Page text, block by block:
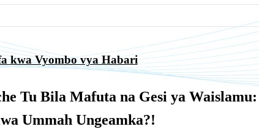
kwa Vyombo vya Habari
Tu Bila Mafuta na Gesi ya
Ummah Ungeamka?!